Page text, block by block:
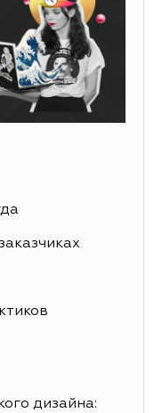
дизайна: